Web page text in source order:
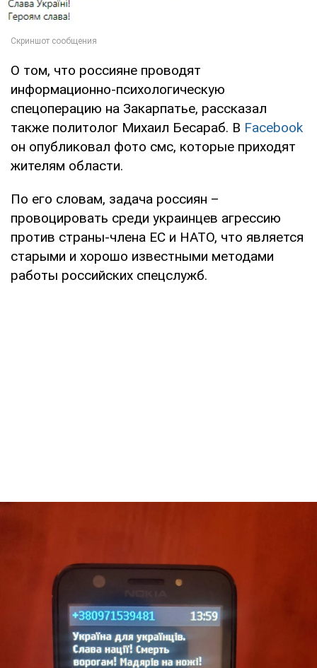
О том, что россияне проводят
информационно-психологическую
спецоперацию на Закарпатье, рассказал
также политолог Михаил Бесараб. В Facebook
он опубликовал фото смс, которые приходят
жителям области.
По его словам, задача россиян –
провоцировать среди украинцев агрессию
против страны-члена ЕС и НАТО, что является
старыми и хорошо известными методами
работы российских спецслужб.